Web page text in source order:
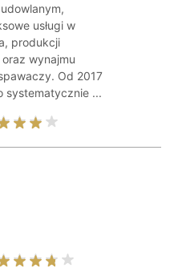
usługi w
produkcji
wynajmu
Od 2017
systematycznie ...